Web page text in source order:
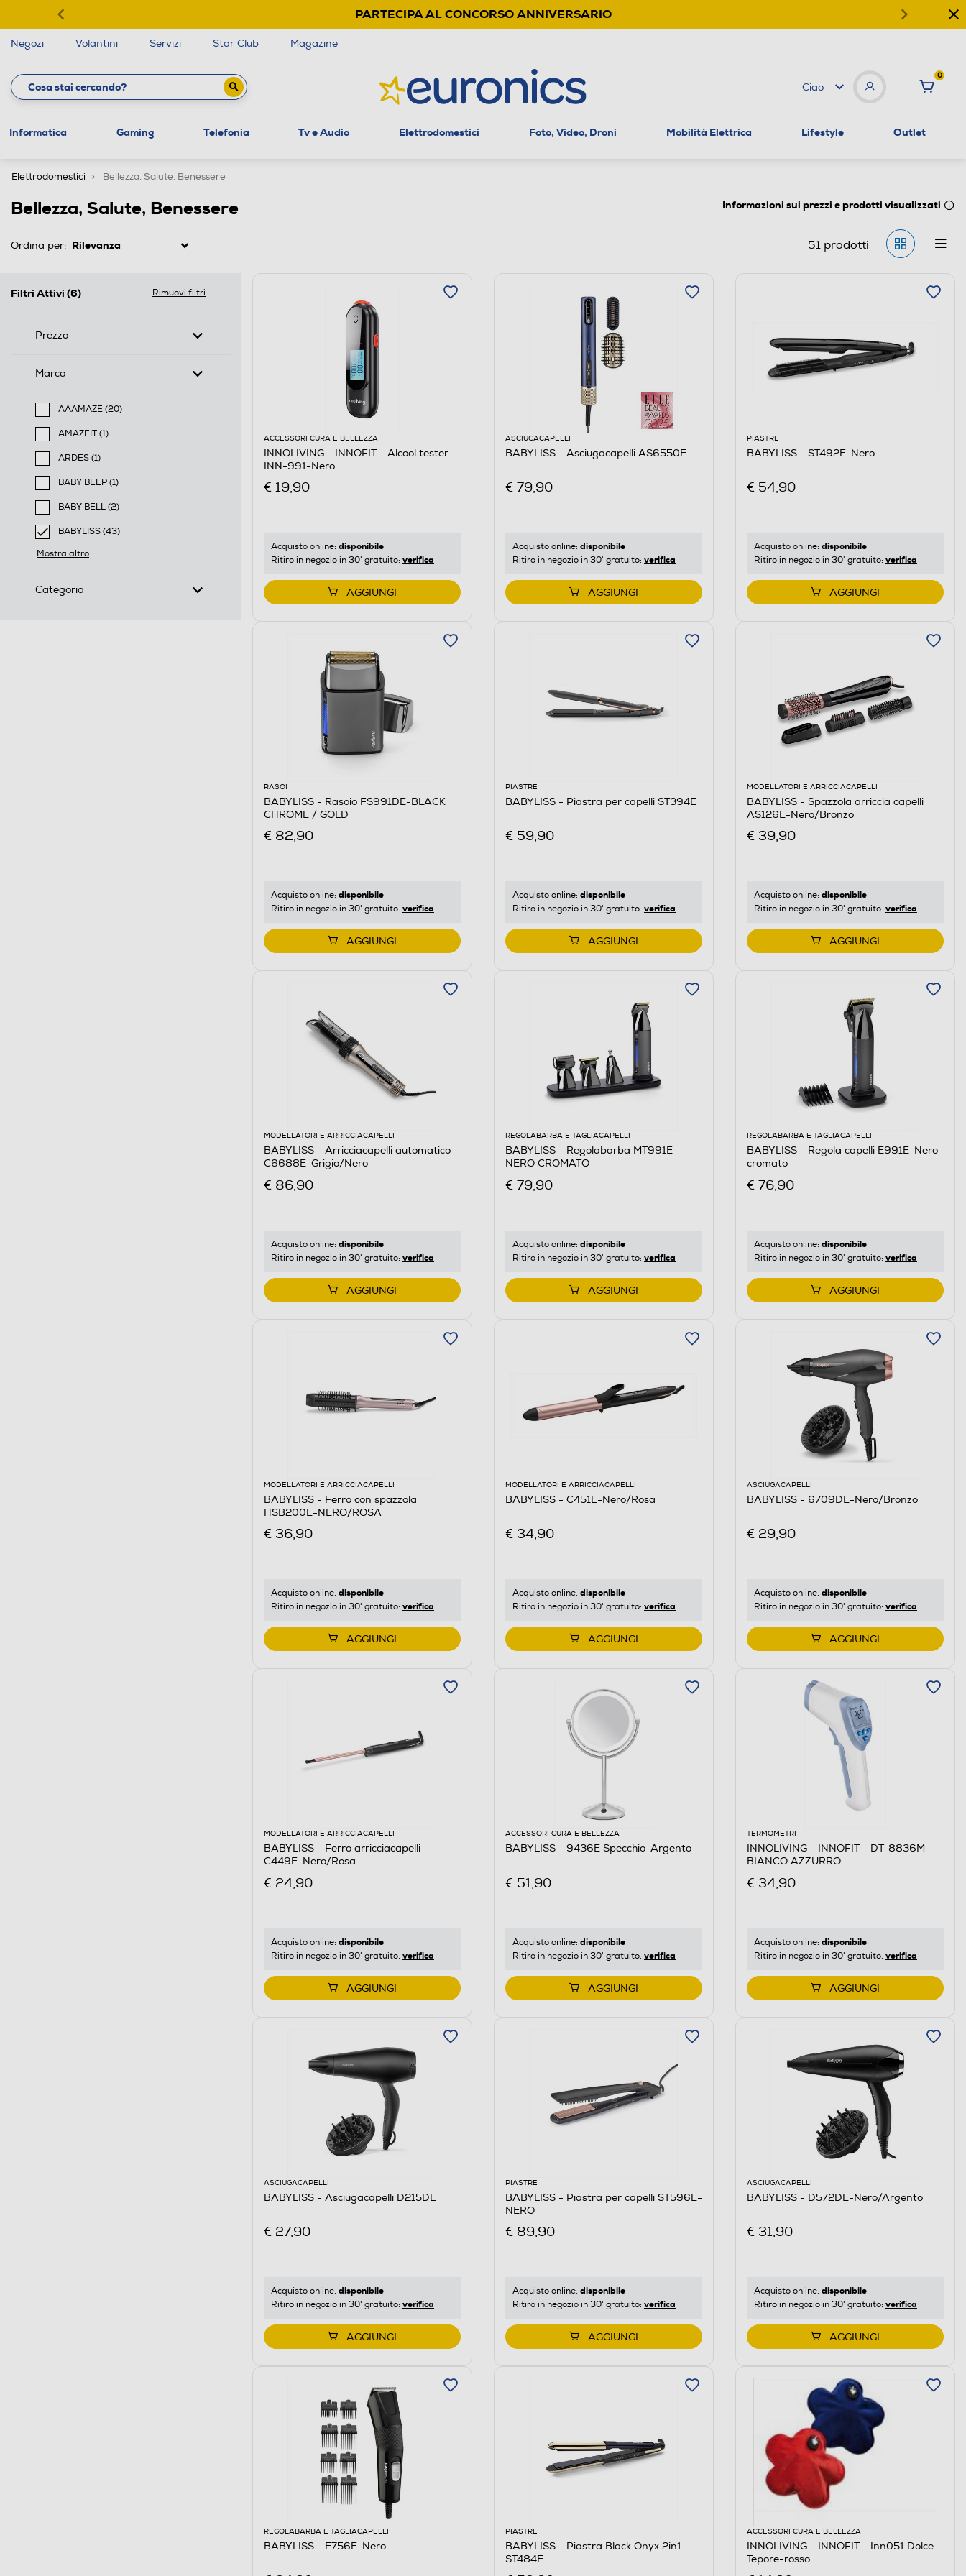
PARTECIPA AL CONCORSO ANNIVERSARIO
Negozi Volantini Servizi Star Club Magazine
Ciao
0
Informatica Gaming Telefonia Tv e Audio Elettrodomestici Foto, Video, Droni Mobilità Elettrica Lifestyle Outlet
Elettrodomestici Bellezza, Salute, Benessere
Bellezza, Salute, Benessere Informazioni sui prezzi e prodotti visualizzati
Ordina per: 51prodotti
Filtri Attivi (6) Rimuovi filtri
Prezzo
Marca
AAAMAZE (20)
Filtra per Marca: AAAMAZE
AMAZFIT (1)
Filtra per Marca: AMAZFIT
ARDES (1)
Filtra per Marca: ARDES
BABY BEEP (1)
Filtra per Marca: BABY BEEP
BABY BELL (2)
Filtra per Marca: BABY BELL
BABYLISS (43)
selected Filtro applicato per Marca: BABYLISS
Mostra altro
Categoria
ACCESSORI CURA E BELLEZZA
INNOLIVING - INNOFIT - Alcool tester
INN-991-Nero
€ 19,90
Acquisto online: disponibile
Ritiro in negozio in 30' gratuito: verifica
AGGIUNGI
ASCIUGACAPELLI
BABYLISS - Asciugacapelli AS6550E
€ 79,90
Acquisto online: disponibile
Ritiro in negozio in 30' gratuito: verifica
AGGIUNGI
PIASTRE
BABYLISS - ST492E-Nero
€ 54,90
Acquisto online: disponibile
Ritiro in negozio in 30' gratuito: verifica
AGGIUNGI
RASOI
BABYLISS - Rasoio FS991DE-BLACK
CHROME / GOLD
€ 82,90
Acquisto online: disponibile
Ritiro in negozio in 30' gratuito: verifica
AGGIUNGI
PIASTRE
BABYLISS - Piastra per capelli ST394E
€ 59,90
Acquisto online: disponibile
Ritiro in negozio in 30' gratuito: verifica
AGGIUNGI
MODELLATORI E ARRICCIACAPELLI
BABYLISS - Spazzola arriccia capelli
AS126E-Nero/Bronzo
€ 39,90
Acquisto online: disponibile
Ritiro in negozio in 30' gratuito: verifica
AGGIUNGI
MODELLATORI E ARRICCIACAPELLI
BABYLISS - Arricciacapelli automatico
C6688E-Grigio/Nero
€ 86,90
Acquisto online: disponibile
Ritiro in negozio in 30' gratuito: verifica
AGGIUNGI
REGOLABARBA E TAGLIACAPELLI
BABYLISS - Regolabarba MT991E-
NERO CROMATO
€ 79,90
Acquisto online: disponibile
Ritiro in negozio in 30' gratuito: verifica
AGGIUNGI
REGOLABARBA E TAGLIACAPELLI
BABYLISS - Regola capelli E991E-Nero
cromato
€ 76,90
Acquisto online: disponibile
Ritiro in negozio in 30' gratuito: verifica
AGGIUNGI
MODELLATORI E ARRICCIACAPELLI
BABYLISS - Ferro con spazzola
HSB200E-NERO/ROSA
€ 36,90
Acquisto online: disponibile
Ritiro in negozio in 30' gratuito: verifica
AGGIUNGI
MODELLATORI E ARRICCIACAPELLI
BABYLISS - C451E-Nero/Rosa
€ 34,90
Acquisto online: disponibile
Ritiro in negozio in 30' gratuito: verifica
AGGIUNGI
ASCIUGACAPELLI
BABYLISS - 6709DE-Nero/Bronzo
€ 29,90
Acquisto online: disponibile
Ritiro in negozio in 30' gratuito: verifica
AGGIUNGI
MODELLATORI E ARRICCIACAPELLI
BABYLISS - Ferro arricciacapelli
C449E-Nero/Rosa
€ 24,90
Acquisto online: disponibile
Ritiro in negozio in 30' gratuito: verifica
AGGIUNGI
ACCESSORI CURA E BELLEZZA
BABYLISS - 9436E Specchio-Argento
€ 51,90
Acquisto online: disponibile
Ritiro in negozio in 30' gratuito: verifica
AGGIUNGI
TERMOMETRI
INNOLIVING - INNOFIT - DT-8836M-
BIANCO AZZURRO
€ 34,90
Acquisto online: disponibile
Ritiro in negozio in 30' gratuito: verifica
AGGIUNGI
ASCIUGACAPELLI
BABYLISS - Asciugacapelli D215DE
€ 27,90
Acquisto online: disponibile
Ritiro in negozio in 30' gratuito: verifica
AGGIUNGI
PIASTRE
BABYLISS - Piastra per capelli ST596E-
NERO
€ 89,90
Acquisto online: disponibile
Ritiro in negozio in 30' gratuito: verifica
AGGIUNGI
ASCIUGACAPELLI
BABYLISS - D572DE-Nero/Argento
€ 31,90
Acquisto online: disponibile
Ritiro in negozio in 30' gratuito: verifica
AGGIUNGI
REGOLABARBA E TAGLIACAPELLI
BABYLISS - E756E-Nero
PIASTRE
BABYLISS - Piastra Black Onyx 2in1
ST484E
ACCESSORI CURA E BELLEZZA
INNOLIVING - INNOFIT - Inn051 Dolce
Tepore-rosso